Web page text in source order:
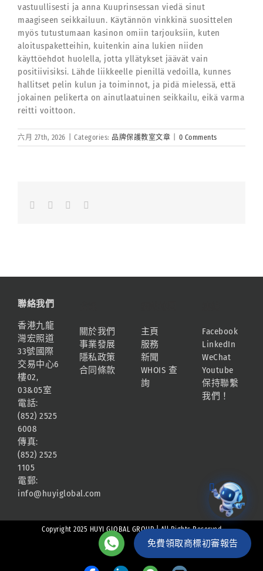
vastuullisesti ja anna Kuuprinsessan viedä sinut
maagiseen seikkailuun. Käytännön vinkkinä suosittelen
myös tutustumaan kasinon omiin tarjouksiin, kuten
aloituspaketteihin, kuitenkin aina lukien niiden
käyttöehdot huolella, jotta yllätykset jäävät vain
positiivisiksi. Lähde liikkeelle pienillä vedoilla, kunnes
hallitset pelin kulun ja toiminnot, ja pidä mielessä, että
jokainen pelikerta on ainutlaatuinen seikkailu, eikä varma
reitti voittoon.
六月 27th, 2026 Categories: 品牌保護教室文章 0 Comments
FacebookLinkedInWhatsapp
聯絡我們
香港九龍
灣宏照道
33號國際
交易中心6
樓02,
03&05室
電話:
(852) 2525
6008
傳真:
(852) 2525
1105
電郵:
info@huyiglobal.com
關於我們
事業發展
隱私政策
合同條款
主頁
服務
新聞
WHOIS 查
詢
Facebook
LinkedIn
WeChat
Youtube
保持聯繫
我們！
Copyright 2025 HUYI GLOBAL GROUP | All Rights Reserved
免費領取商標初審報告